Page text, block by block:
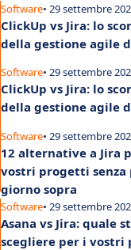
Software• 29 settembre
ClickUp vs Jira: lo
della gestione agile
Software• 29 settembre
ClickUp vs Jira: lo
della gestione agile
Software• 29 settembre
12 alternative a Jira
vostri progetti
giorno sopra
Software• 29 settembre
Asana vs Jira: quale
scegliere per i vostri